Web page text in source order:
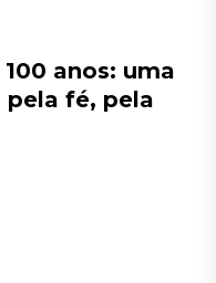
anos: uma
pela fé, pela